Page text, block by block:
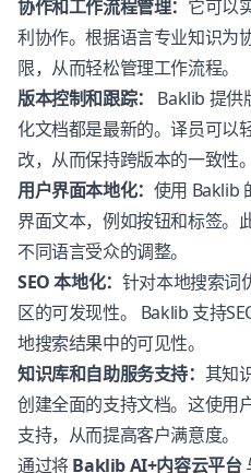
协作和工作流程管理： 它可以
利协作。根据语言专业知识为
限，从而轻松管理工作流程。
版本控制和跟踪：
Baklib 提供
化文档都是最新的。译员可以
改，从而保持跨版本的一致性。
用户界面本地化： 使用 Baklib
界面文本，例如按钮和标签。
不同语言受众的调整。
SEO 本地化： 针对本地搜索词
区的可发现性。 Baklib 支持
地搜索结果中的可见性。
知识库和自助服务支持： 其知
创建全面的支持文档。这使用
支持，从而提高客户满意度。
通过将Baklib AI+内容云平台